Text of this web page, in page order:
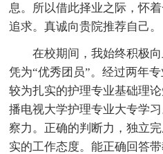
息。所以借此择业之际，怀
追求。真诚向贵院推荐自己。
在校期间，我始终积极
凭为“优秀团员”。经过两年
较为扎实的护理专业基础理
播电视大学护理专业大专学
察力。正确的判断力，独立
实的工作态度。能正确回答